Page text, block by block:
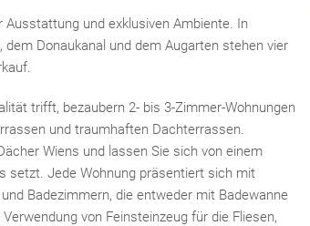
Fac Inst Twi Pint Link
und exklusiven Ambiente. In
Donaukanal und dem Augarten stehen vier
trifft, bezaubern 2- bis 3-Zimmer-Wohnungen
und traumhaften Dachterrassen.
Wiens und lassen Sie sich von einem
setzt. Jede Wohnung präsentiert sich mit
Badezimmern, die entweder mit Badewanne
von Feinsteinzeug für die Fliesen,